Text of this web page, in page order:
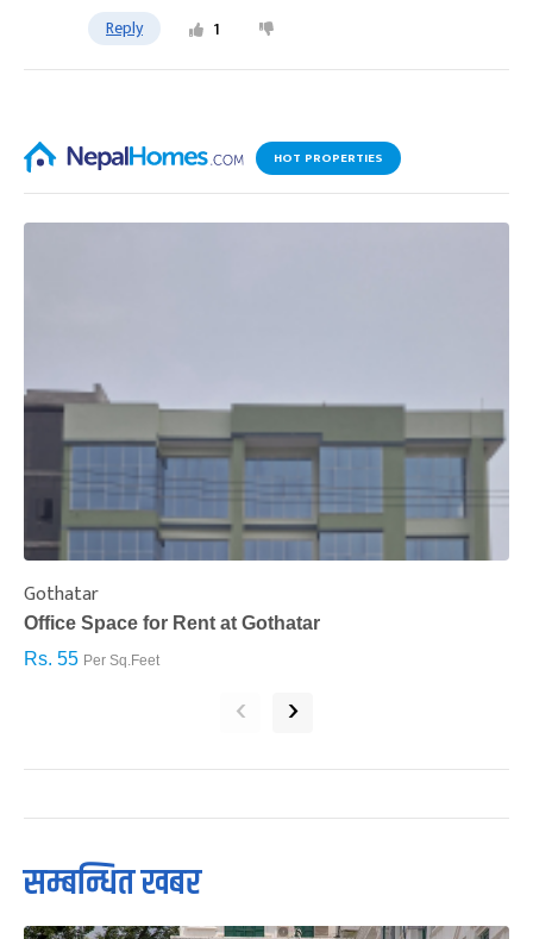
Reply 1
HOT PROPERTIES
Gothatar
Office Space for Rent at Gothatar
Rs. 55 Per Sq.Feet
‹ ›
सम्बन्धित खबर